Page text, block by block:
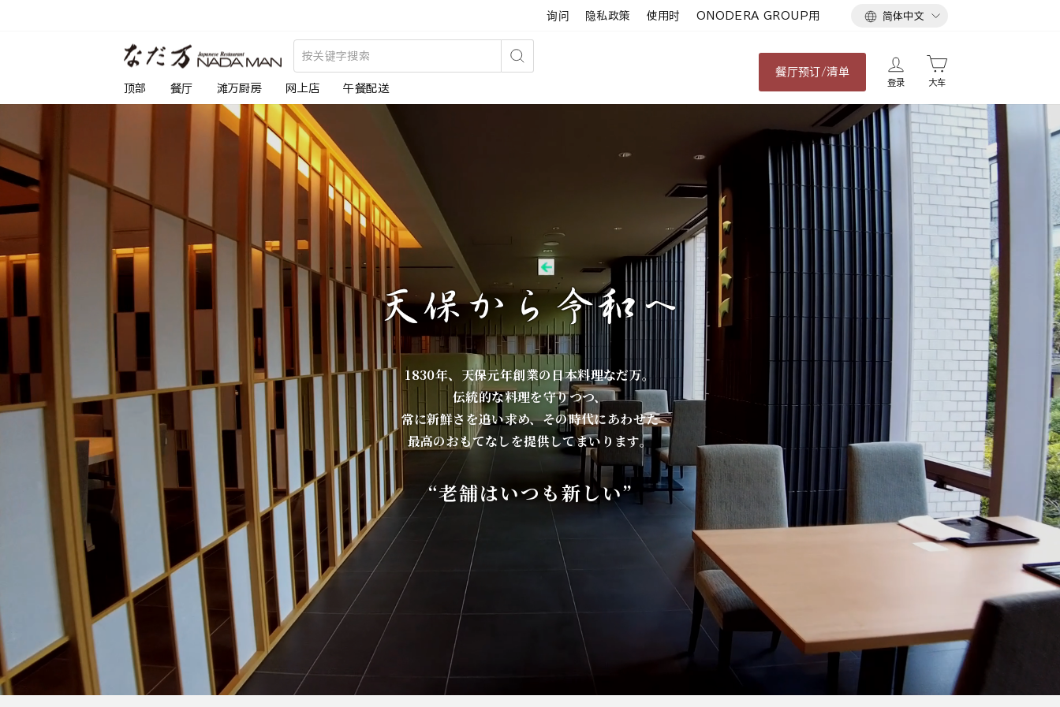
询问 隐私政策 使用时 ONODERA GROUP用
语
简体中文
な
だ
万
搜
顶部 餐厅 滩万厨房 网上店 午餐配送
餐厅预订/清单
登录 大车
1830年、天保元年創業の日本料理なだ万。
伝統的な料理を守りつつ、
常に新鮮さを追い求め、その時代にあわせた
最高のおもてなしを提供してまいります。
“老舗はいつも新しい”